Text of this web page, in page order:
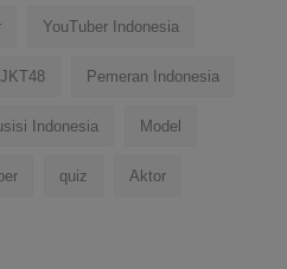
YouTuber Indonesia
Pemeran Indonesia
Indonesia Model
quiz Aktor